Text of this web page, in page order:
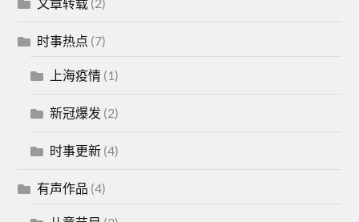
时事热点 (7)
上海疫情 (1)
新冠爆发 (2)
时事更新 (4)
有声作品 (4)